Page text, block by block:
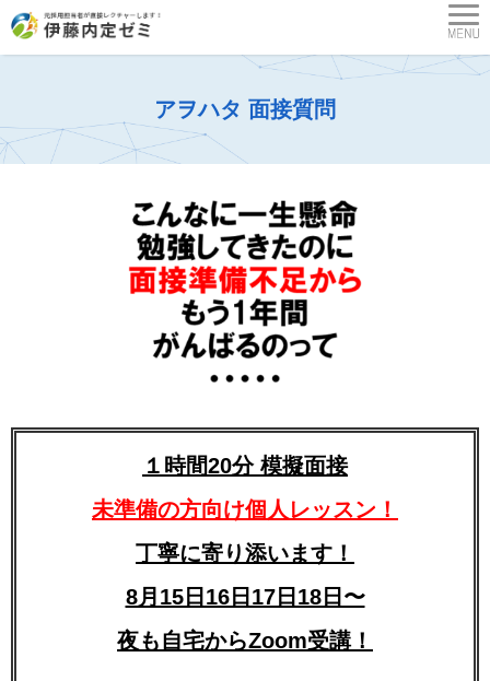
アヲハタ 面接質問
１時間20分 模擬面接
未準備の方向け個人レッスン！
丁寧に寄り添います！
8月15日16日17日18日〜
夜も自宅からZoom受講！